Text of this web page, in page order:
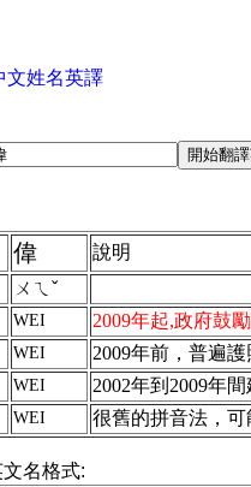
文姓名英譯
偉
說明
ㄨㄟˇ
WEI
2009年起,政府鼓
WEI
2009年前，普遍護
WEI
2002年到2009年
WEI 很舊的拼音法，可
名格式: